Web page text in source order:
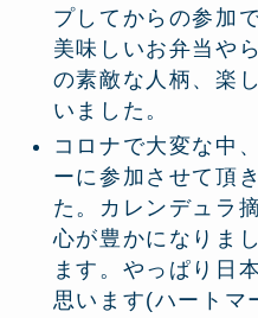
プしてからの参加
美味しいお弁当や
の素敵な人柄、楽
いました。
コロナで大変な中
ーに参加させて頂
た。カレンデュラ
心が豊かになりま
ます。やっぱり日
思います(ハートマ